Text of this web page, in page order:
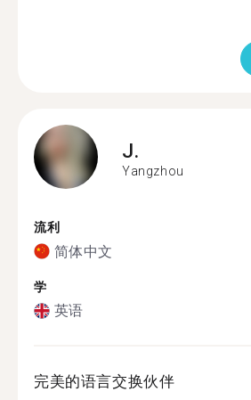
J.
Yangzhou
流利
简体中文
学
英语
完美的语言交换伙伴